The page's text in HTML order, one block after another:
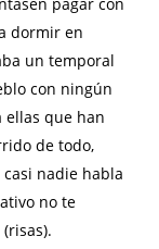
dormir en
un temporal
con ningún
ellas que han
de todo,
nadie habla
no te